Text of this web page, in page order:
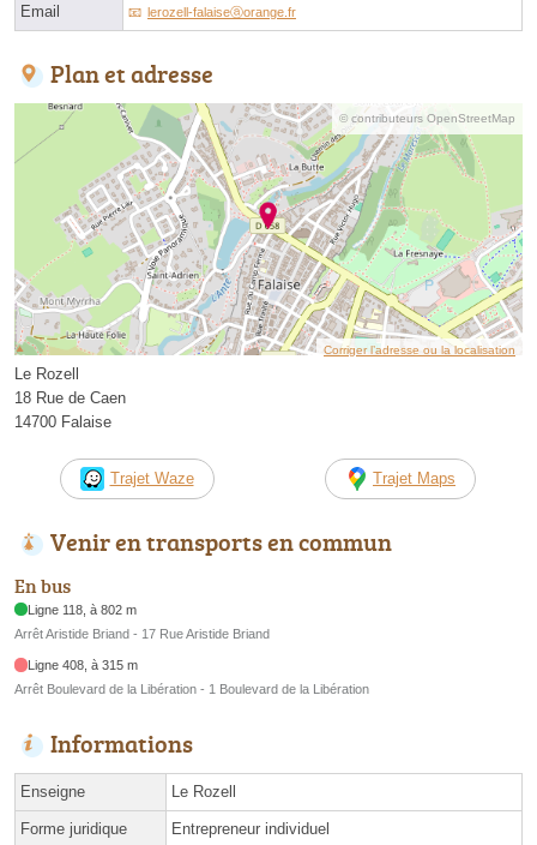
Email lerozell-falaiseⓐorange.fr
Plan et adresse
© contributeurs OpenStreetMap
Corriger l’adresse ou la localisation
Le Rozell
18 Rue de Caen
14700 Falaise
Trajet Waze Trajet Maps
Venir en transports en commun
En bus
Ligne 118, à 802 m
Arrêt Aristide Briand - 17 Rue Aristide Briand
Ligne 408, à 315 m
Arrêt Boulevard de la Libération - 1 Boulevard de la Libération
Informations
Enseigne Le Rozell
Forme juridique Entrepreneur individuel